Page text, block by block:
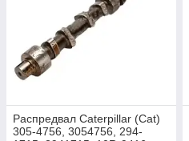
Распредвал Caterpillar (Cat)
305-4756, 3054756, 294-